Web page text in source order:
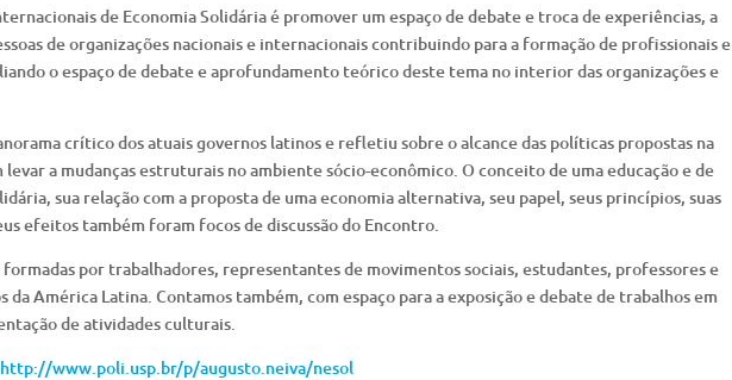
de Economia Solidária é promover um espaço de debate e troca de experiências, a
de organizações nacionais e internacionais contribuindo para a formação de profissionais e
o espaço de debate e aprofundamento teórico deste tema no interior das organizações e
crítico dos atuais governos latinos e refletiu sobre o alcance das políticas propostas na
levar a mudanças estruturais no ambiente sócio-econômico. O conceito de uma educação e de
sua relação com a proposta de uma economia alternativa, seu papel, seus princípios, suas
efeitos também foram focos de discussão do Encontro.
formadas por trabalhadores, representantes de movimentos sociais, estudantes, professores e
América Latina. Contamos também, com espaço para a exposição e debate de trabalhos em
de atividades culturais.
http://www.poli.usp.br/p/augusto.neiva/nesol